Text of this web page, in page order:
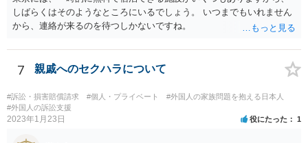
しばらくはそのようなところにいるでしょう。 いつまでもいれません
から、連絡が来るのを待つしかないですね。
7 親戚へのセクハラについて
#訴訟・損害賠償請求 #個人・プライベート
#外国人の家族問題を抱える日本人
#外国人の訴訟支援
2023年1月23日 役にたった 1